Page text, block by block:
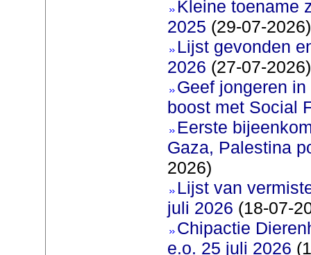
Kleine toename
2025 (29-07-2026)
Lijst gevonden
2026 (27-07-2026)
Geef jongeren
boost met Social
Eerste
Gaza, Palestina
2026)
Lijst van
juli 2026 (18-07-
Chipactie
e.o. 25 juli 2026